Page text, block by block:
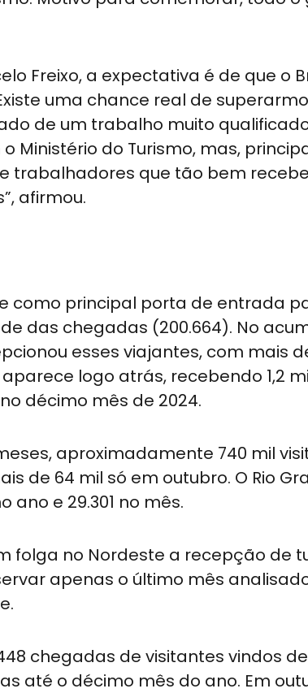
Freixo, a expectativa é de que o
uma chance real de
de um trabalho muito
Ministério do Turismo, mas,
trabalhadores que tão bem
afirmou.
como principal porta de entrada
das chegadas (200.664). No
esses viajantes, com mais
logo atrás, recebendo 1,2
décimo mês de 2024.
aproximadamente 740 mil
de 64 mil só em outubro. O Rio
ano e 29.301 no mês.
folga no Nordeste a recepção de
apenas o último mês
chegadas de visitantes vindos
até o décimo mês do ano. Em